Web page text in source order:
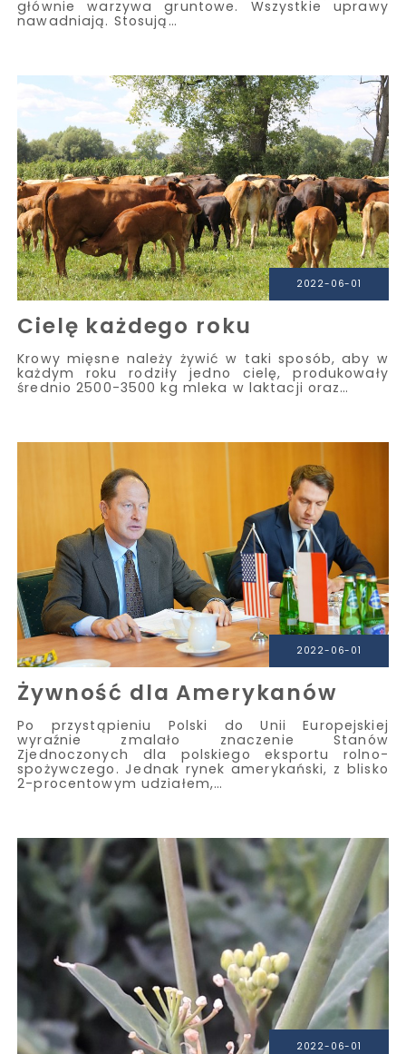
głównie warzywa gruntowe. Wszystkie uprawy
nawadniają. Stosują…
2022-06-01
Cielę każdego roku
Krowy mięsne należy żywić w taki sposób, aby w
każdym roku rodziły jedno cielę, produkowały
średnio 2500-3500 kg mleka w laktacji oraz…
2022-06-01
Żywność dla Amerykanów
Po przystąpieniu Polski do Unii Europejskiej
wyraźnie zmalało znaczenie Stanów
Zjednoczonych dla polskiego eksportu rolno-
spożywczego. Jednak rynek amerykański, z blisko
2-procentowym udziałem,…
2022-06-01